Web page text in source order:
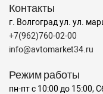
Контакты
г. Волгоград ул. ул.
+7(962)760-02-00
info@avtomarket34.ru
Режим работы
пн-пт с 10:00 до 15:00,